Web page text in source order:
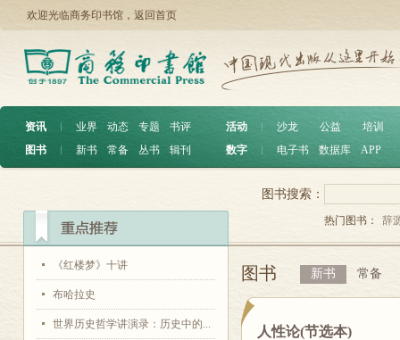
欢迎光临商务印书馆， 返回首页
资讯 ︱ 业界 动态 专题
书评
图书
︱ 新书 常备 丛书 辑刊
活动 沙龙 公益
培训
数字
电子书 数据库 APP
《红楼梦》十讲
布哈拉史
世界历史哲学讲演录：历史中的...
图书搜索：
热门图书： 辞
图书 新书 常备
人性论(节选本)